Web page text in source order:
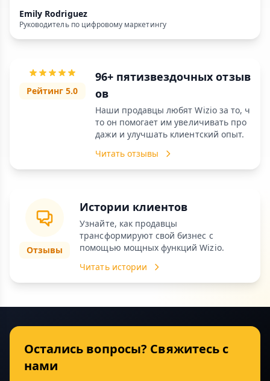
Emily Rodriguez
Руководитель по цифровому маркетингу
Рейтинг 5.0
96+ пятизвездочных отзыв
ов
Наши продавцы любят Wizio за то, ч
то он помогает им увеличивать про
дажи и улучшать клиентский опыт.
Читать отзывы
Отзывы
Истории клиентов
Узнайте, как продавцы
трансформируют свой бизнес с
помощью мощных функций Wizio.
Читать истории
Остались вопросы? Свяжитесь с
нами